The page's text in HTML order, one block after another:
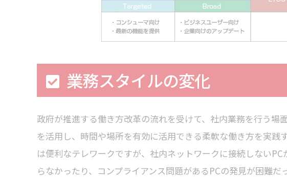
業務スタイルの変化
政府が推進する働き方改革の流れを受けて、社内業務を行う場
を活用し、時間や場所を有効に活用できる柔軟な働き方を実践
は便利なテレワークですが、社内ネットワークに接続しない
らなかったり、コンプライアンス問題があるPCの発見が困難